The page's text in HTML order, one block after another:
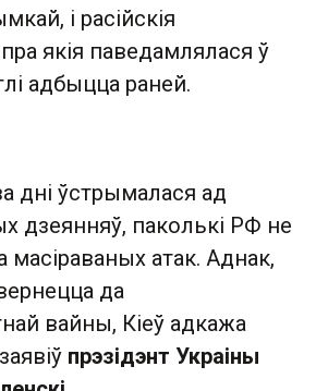
і расійскія
якія паведамлялася ў
адбыцца раней.
дні ўстрымалася ад
дзеянняў, паколькі РФ не
атак. Аднак,
да
вайны, Кіеў адкажа
прэзідэнт Украіны